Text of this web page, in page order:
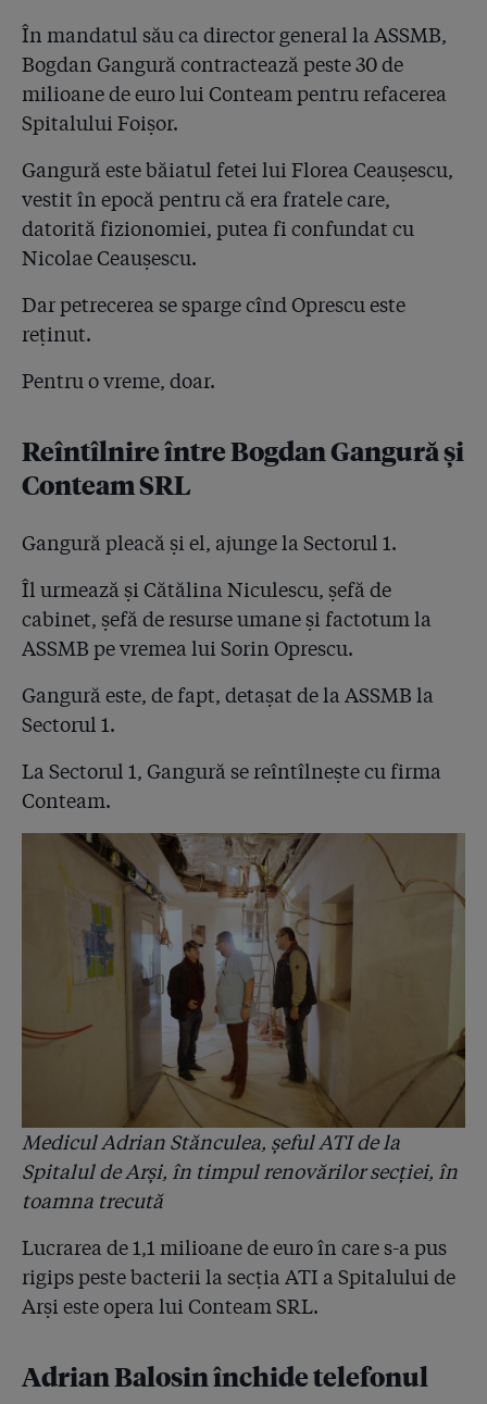
contrazic martorii din dosarul Hexi Pharma!
În mandatul său ca director general la ASSMB,
Bogdan Gangură contractează peste 30 de
milioane de euro lui Conteam pentru refacerea
Spitalului Foișor.
Gangură este băiatul fetei lui Florea Ceaușescu,
vestit în epocă pentru că era fratele care,
datorită fizionomiei, putea fi confundat cu
Nicolae Ceaușescu.
Dar petrecerea se sparge cînd Oprescu este
reținut.
Pentru o vreme, doar.
Reîntîlnire între Bogdan Gangură și
Conteam SRL
Gangură pleacă și el, ajunge la Sectorul 1.
Îl urmează și Cătălina Niculescu, șefă de
cabinet, șefă de resurse umane și factotum la
ASSMB pe vremea lui Sorin Oprescu.
Gangură este, de fapt, detașat de la ASSMB la
Sectorul 1.
La Sectorul 1, Gangură se reîntîlnește cu firma
Conteam.
Medicul Adrian Stănculea, șeful ATI de la
Spitalul de Arși, în timpul renovărilor secției, în
toamna trecută
Lucrarea de 1,1 milioane de euro în care s-a pus
rigips peste bacterii la secția ATI a Spitalului de
Arși este opera lui Conteam SRL.
Adrian Balosin închide telefonul